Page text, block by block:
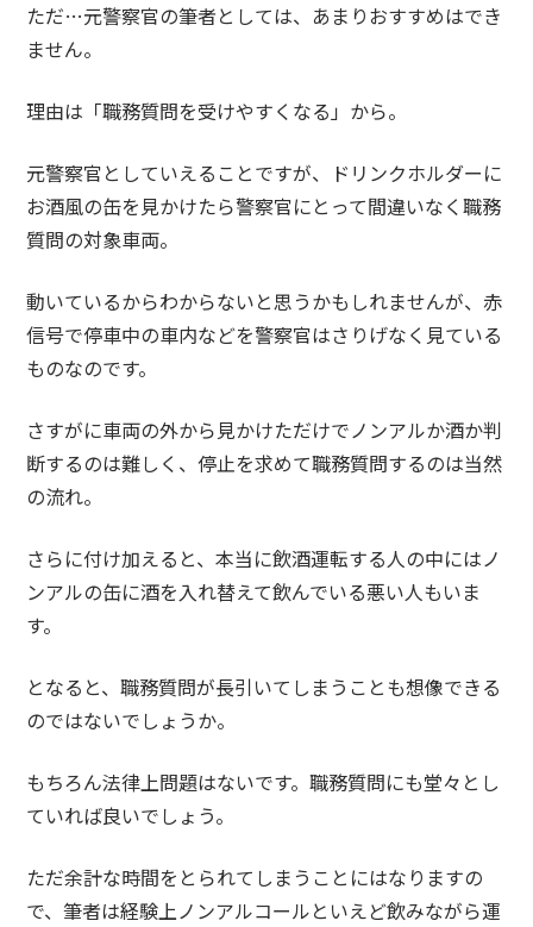
ただ…元警察官の筆者としては、あまりおすすめはでき
ません。
理由は「職務質問を受けやすくなる」から。
元警察官としていえることですが、ドリンクホルダーに
お酒風の缶を見かけたら警察官にとって間違いなく職務
質問の対象車両。
動いているからわからないと思うかもしれませんが、赤
信号で停車中の車内などを警察官はさりげなく見ている
ものなのです。
さすがに車両の外から見かけただけでノンアルか酒か判
断するのは難しく、停止を求めて職務質問するのは当然
の流れ。
さらに付け加えると、本当に飲酒運転する人の中にはノ
ンアルの缶に酒を入れ替えて飲んでいる悪い人もいま
す。
となると、職務質問が長引いてしまうことも想像できる
のではないでしょうか。
もちろん法律上問題はないです。職務質問にも堂々とし
ていれば良いでしょう。
ただ余計な時間をとられてしまうことにはなりますの
で、筆者は経験上ノンアルコールといえど飲みながら運